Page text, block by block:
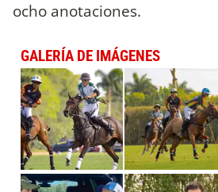
ocho anotaciones.
GALERÍA DE IMÁGENES